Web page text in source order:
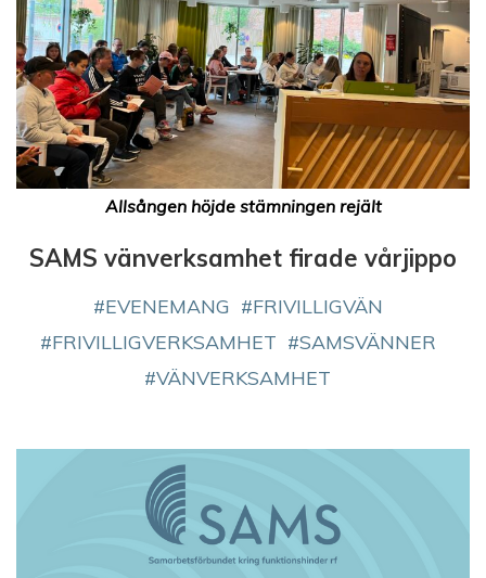
Allsången höjde stämningen rejält
SAMS vänverksamhet firade vårjippo
EVENEMANG
FRIVILLIGVÄN
FRIVILLIGVERKSAMHET
SAMSVÄNNER
VÄNVERKSAMHET